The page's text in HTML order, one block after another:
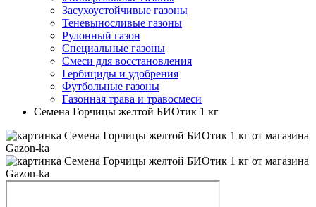
Засухоустойчивые газоны
Теневыносливые газоны
Рулонный газон
Специальные газоны
Смеси для восстановления
Гербициды и удобрения
Футбольные газоны
Газонная трава и травосмеси
Семена Горчицы желтой БИОтик 1 кг